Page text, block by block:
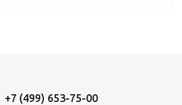
+7 (499) 653-75-00